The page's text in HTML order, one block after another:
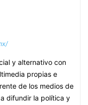
y alternativo con
propias e
de los medios de
difundir la política y